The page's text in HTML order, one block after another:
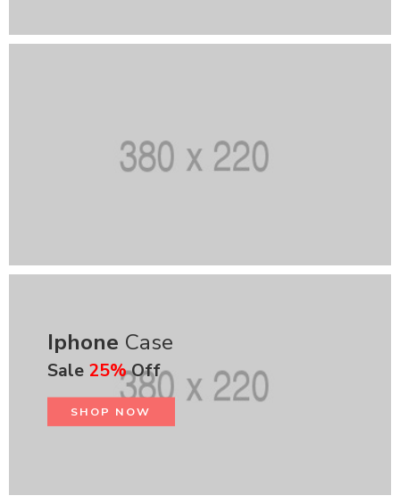
Iphone Case
Sale 25%Off
SHOP NOW